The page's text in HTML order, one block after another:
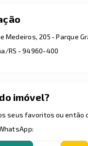
Medeiros, 205 - Parque
RS - 94960-400
imóvel?
seus favoritos ou então